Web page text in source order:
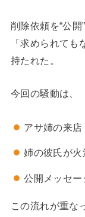
削除依頼を“公開
「求められて
持たれた。
今回の騒動は、
アサ姉の来店
姉の彼氏が火
公開メッセ
この流れが重な